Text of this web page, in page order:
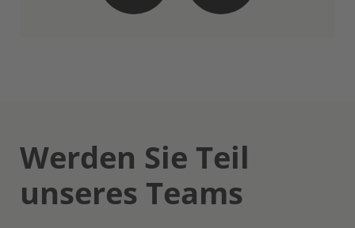
Werden Sie Teil
unseres Teams